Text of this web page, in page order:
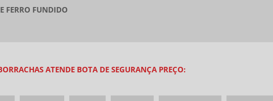
FERRO FUNDIDO
ATENDE BOTA DE SEGURANÇA PREÇO: